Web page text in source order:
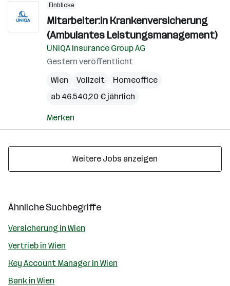
Einblicke
Mitarbeiter:in Krankenversicherung
(Ambulantes Leistungsmanagement)
UNIQA Insurance Group AG
Gestern veröffentlicht
Wien
Vollzeit
Homeoffice
ab 46.540,20 € jährlich
Merken
Weitere Jobs anzeigen
Ähnliche Suchbegriffe
Versicherung in Wien
Vertrieb in Wien
Key Account Manager in Wien
Bank in Wien